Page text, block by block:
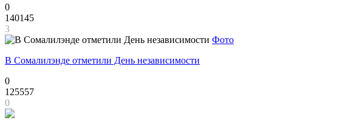
0
140145
3
Фото
В Сомалилэнде отметили День независимости
0
125557
0